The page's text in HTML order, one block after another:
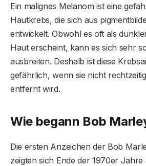
Ein malignes Melanom ist eine
Hautkrebs, die sich aus
entwickelt. Obwohl es oft als
Haut erscheint, kann es sich sehr
ausbreiten. Deshalb ist diese
gefährlich, wenn sie nicht
entfernt wird.
Wie begann Bob
Die ersten Anzeichen der Bob
zeigten sich Ende der 1970er